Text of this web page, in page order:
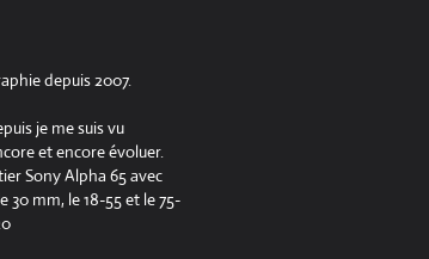
depuis 2007.
je me suis vu
et encore évoluer.
Sony Alpha 65 avec
30 mm, le 18-55 et le 75-